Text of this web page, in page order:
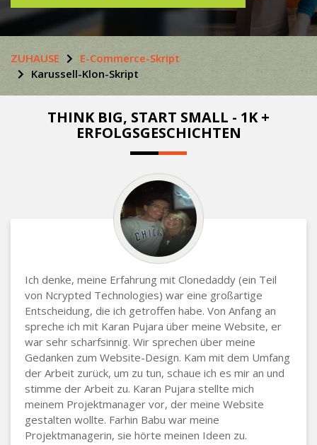
ZUHAUSE
E-Commerce-Skript
Karussell-Klon-Skript
THINK BIG, START SMALL - 1K +
ERFOLGSGESCHICHTEN
Ich denke, meine Erfahrung mit Clonedaddy (ein Teil
von Ncrypted Technologies) war eine großartige
Entscheidung, die ich getroffen habe. Von Anfang an
spreche ich mit Karan Pujara über meine Website, er
war sehr scharfsinnig. Wir sprechen über meine
Gedanken zum Website-Design. Kam mit dem Umfang
der Arbeit zurück, um zu tun, schaue ich es mir an und
stimme der Arbeit zu. Karan Pujara stellte mich
meinem Projektmanager vor, der meine Website
gestalten wollte. Farhin Babu war meine
Projektmanagerin, sie hörte meinen Ideen zu.